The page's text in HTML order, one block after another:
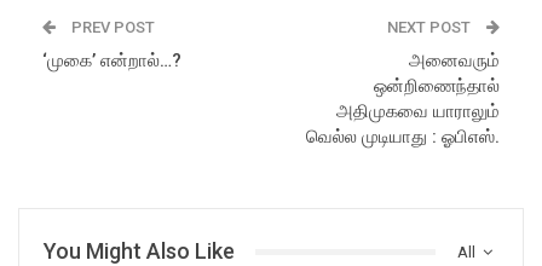
PREV POST
‘முகை’ என்றால்…?
NEXT POST
அனைவரும்
ஒன்றிணைந்தால்
அதிமுகவை யாராலும்
வெல்ல முடியாது : ஓபிஎஸ்.
All
You Might Also Like